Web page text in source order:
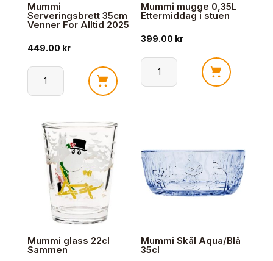
Mummi
Serveringsbrett 35cm
Venner For Alltid 2025
449.00 kr
35cm
Venner
Alltid
antall
Mummi mugge 0,35L
Ettermiddag i stuen
399.00 kr
stuen
antall
Mummi glass 22cl
Sammen
Mummi Skål Aqua/Blå
35cl